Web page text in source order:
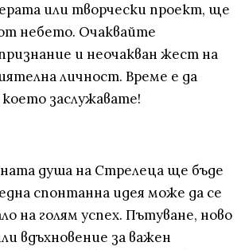
или творчески проект, ще
небето. Очаквайте
и неочакван жест на
личност. Време е да
заслужавате!
душа на Стрелеца ще бъде
спонтанна идея може да се
на голям успех. Пътуване, ново
вдъхновение за важен